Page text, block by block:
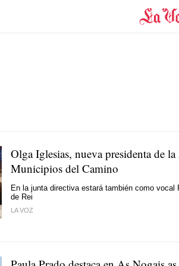
Olga Iglesias, nueva presidenta de
Municipios del Camino
En la junta directiva estará también como vocal
de Rei
LA VOZ